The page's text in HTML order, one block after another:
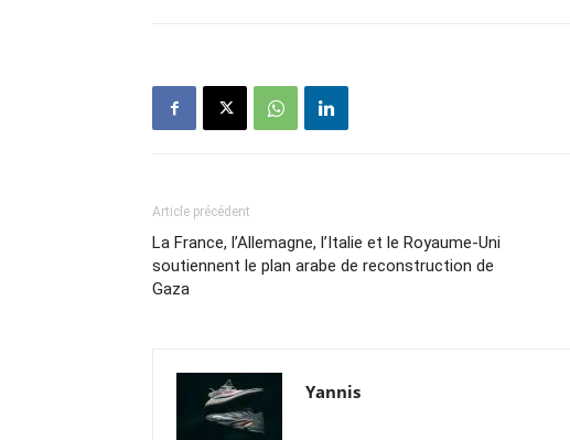
Article précédent
La France, l’Allemagne, l’Italie et le Royaume-Uni
soutiennent le plan arabe de reconstruction de
Gaza
Yannis